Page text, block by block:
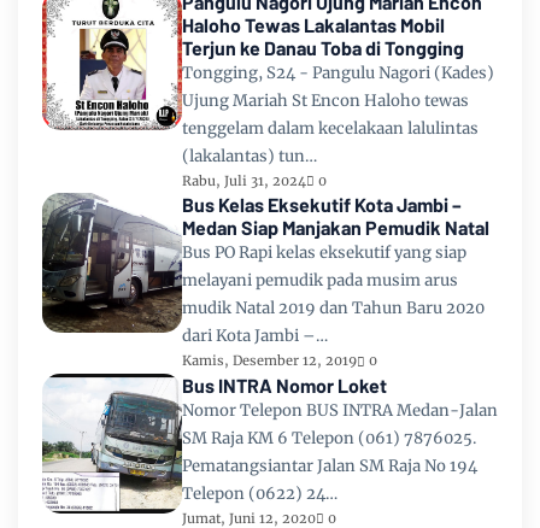
Haloho Tewas Lakalantas Mobil
Terjun ke Danau Toba di Tongging
Tongging, S24 - Pangulu Nagori (Kades)
Ujung Mariah St Encon Haloho tewas
tenggelam dalam kecelakaan lalulintas
(lakalantas) tun…
Rabu, Juli 31, 2024 0
Bus Kelas Eksekutif Kota Jambi –
Medan Siap Manjakan Pemudik Natal
Bus PO Rapi kelas eksekutif yang siap
melayani pemudik pada musim arus
mudik Natal 2019 dan Tahun Baru 2020
dari Kota Jambi –…
Kamis, Desember 12, 2019 0
Bus INTRA Nomor Loket
Nomor Telepon BUS INTRA Medan-Jalan
SM Raja KM 6 Telepon (061) 7876025.
Pematangsiantar Jalan SM Raja No 194
Telepon (0622) 24…
Jumat, Juni 12, 2020 0